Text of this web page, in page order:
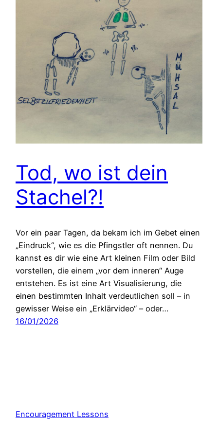
Tod, wo ist dein
Stachel?!
Vor ein paar Tagen, da bekam ich im Gebet einen
„Eindruck“, wie es die Pfingstler oft nennen. Du
kannst es dir wie eine Art kleinen Film oder Bild
vorstellen, die einem „vor dem inneren“ Auge
entstehen. Es ist eine Art Visualisierung, die
einen bestimmten Inhalt verdeutlichen soll – in
gewisser Weise ein „Erklärvideo“ – oder…
16/01/2026
Encouragement Lessons